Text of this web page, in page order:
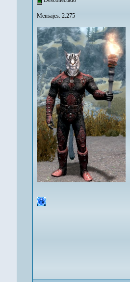
Mensajes: 2.275